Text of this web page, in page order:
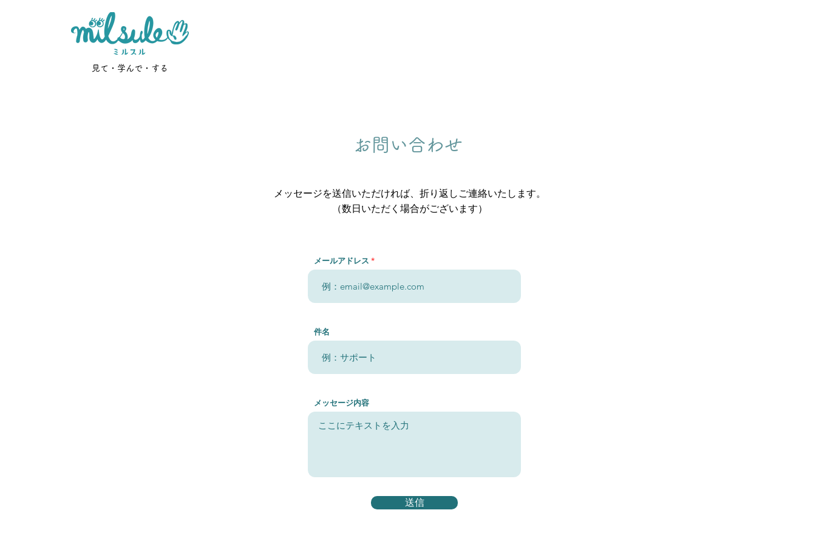
見て・学んで・する
お問い合わせ
メッセージを送信いただければ、折り返しご連絡いたします。
（数日いただく場合がございます）
メールアドレス
件名
メッセージ内容
送信